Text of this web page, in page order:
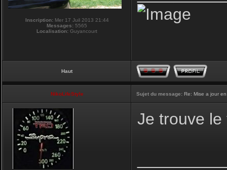
Inscription:Mer 17 Juil 2013 21:44
Messages: 5565
Localisation: Guyancourt
Haut
NikoLifeStyle Sujet du message: Re: Mise a jour
Je trouve